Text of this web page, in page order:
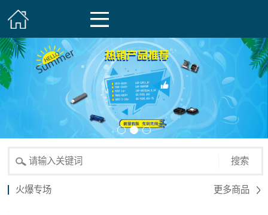
搜索
火爆专场 更多商品